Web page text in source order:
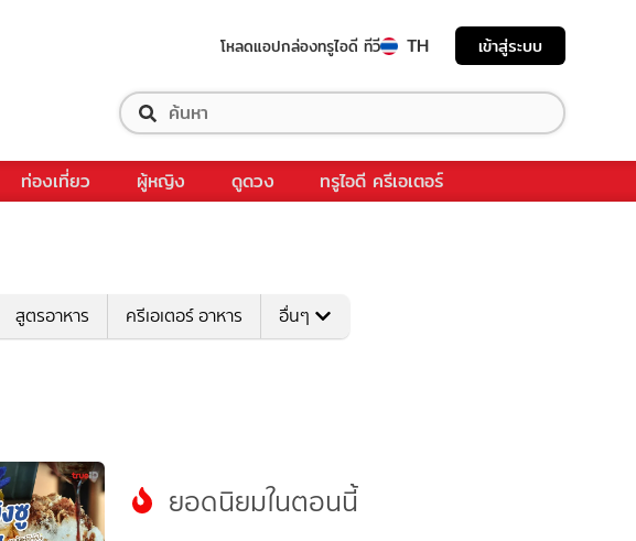
โหลดแอปกล่องทรูไอดี ทีวี TH เข้าสู่ระบบ
ท่องเที่ยว ผู้หญิง ดูดวง ทรูไอดี ครีเอเตอร์
สูตรอาหาร ครีเอเตอร์ อาหาร อื่นๆ
ยอดนิยมในตอนนี้